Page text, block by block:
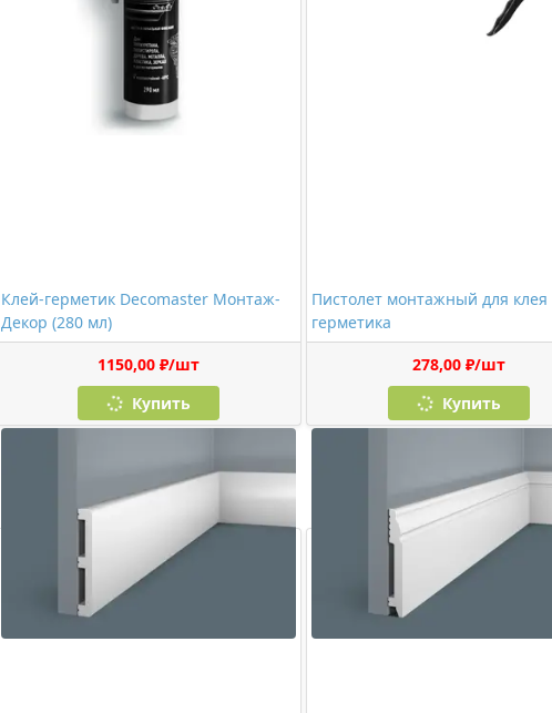
Клей-герметик Decomaster Монтаж-
Декор (280 мл)
1150,00 ₽/шт
Купить
Пистолет монтажный для клея
герметика
278,00 ₽/шт
Купить